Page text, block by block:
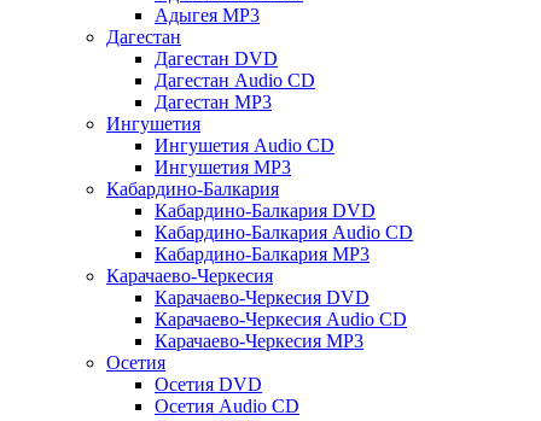
Адыгея MP3
Дагестан
Дагестан DVD
Дагестан Audio CD
Дагестан MP3
Ингушетия
Ингушетия Audio CD
Ингушетия MP3
Кабардино-Балкария
Кабардино-Балкария DVD
Кабардино-Балкария Audio CD
Кабардино-Балкария MP3
Карачаево-Черкесия
Карачаево-Черкесия DVD
Карачаево-Черкесия Audio CD
Карачаево-Черкесия MP3
Осетия
Осетия DVD
Осетия Audio CD